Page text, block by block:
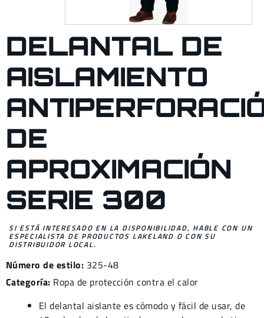
DELANTAL DE
AISLAMIENTO
DE
APROXIMACIÓN
SERIE 300
SI ESTÁ INTERESADO EN LA DISPONIBILIDAD, HABLE CON UN
ESPECIALISTA DE PRODUCTOS LAKELAND O CON SU
DISTRIBUIDOR LOCAL.
Número de estilo: 325-48
Categoría: Ropa de protección contra el calor
El delantal aislante es cómodo y fácil de usar, de